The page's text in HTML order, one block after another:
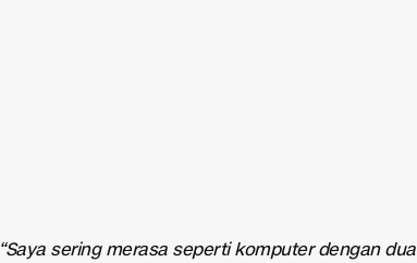
“Saya sering merasa seperti komputer dengan dua